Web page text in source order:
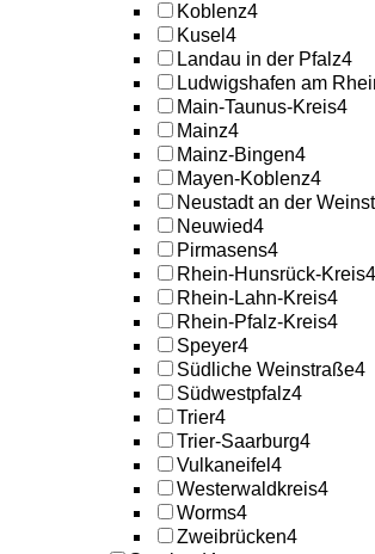
Koblenz4
Kusel 4
Landau in der Pfalz4
Ludwigshafen am
Main-Taunus-Kreis4
Mainz4
Mainz-Bingen4
Mayen-Koblenz4
Neustadt an der
Neuwied4
Pirmasens4
Rhein-Hunsrück-Kreis4
Rhein-Lahn-Kreis4
Rhein-Pfalz-Kreis4
Speyer4
Südliche Weinstraße4
Südwestpfalz4
Trier4
Trier-Saarburg4
Vulkaneifel 4
Westerwaldkreis4
Worms4
Zweibrücken4